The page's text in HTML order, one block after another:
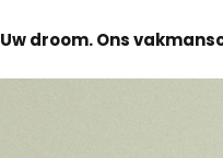
Uw droom. Ons